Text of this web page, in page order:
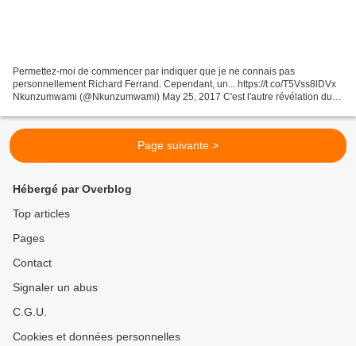
Permettez-moi de commencer par indiquer que je ne connais pas
personnellement Richard Ferrand. Cependant, un... https://t.co/T5Vss8lDVx
Nkunzumwami (@Nkunzumwami) May 25, 2017 C'est l'autre révélation du
Page suivante >
Hébergé par Overblog
Top articles
Pages
Contact
Signaler un abus
C.G.U.
Cookies et données personnelles